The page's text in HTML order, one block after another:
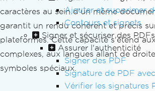
Ajouter et supprimer
Contours et signets
Signer et sécuriser des PDFs
Assurer l'authenticité
Signer des PDF
Signature de PDF
Vérifier les signatures
caractères au sein d'un même
garantit un rendu cohérent et précis
plateformes. Cette capacité s'étend
complexes, aux langues allant de
symboles spéciaux.